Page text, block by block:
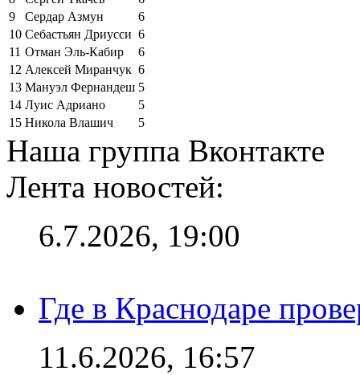
9
Сердар Азмун
6
10 Себастьян Дриусси 6
11 Отман Эль-Кабир
6
12 Алексей Миранчук 6
13 Мануэл Фернандеш 5
14 Луис Адриано
5
15 Никола Влашич 5
Наша группа Вконтакте
Лента новостей:
6.7.2026, 19:00
Где в Краснодаре
11.6.2026, 16:57